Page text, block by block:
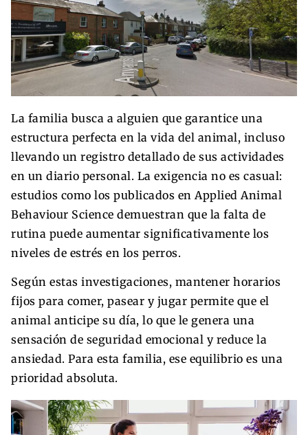
La familia busca a alguien que garantice una
estructura perfecta en la vida del animal, incluso
llevando un registro detallado de sus actividades
en un diario personal. La exigencia no es casual:
estudios como los publicados en Applied Animal
Behaviour Science demuestran que la falta de
rutina puede aumentar significativamente los
niveles de estrés en los perros.
Según estas investigaciones, mantener horarios
fijos para comer, pasear y jugar permite que el
animal anticipe su día, lo que le genera una
sensación de seguridad emocional y reduce la
ansiedad. Para esta familia, ese equilibrio es una
prioridad absoluta.